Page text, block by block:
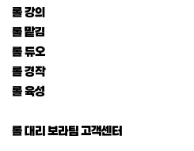
롤 강의
롤 맡김
롤 듀오
롤 경작
롤 육성
롤 대리 보라팀 고객센터